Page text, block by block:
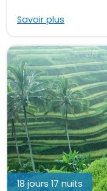
Savoir plus
18 jours 17 nuits